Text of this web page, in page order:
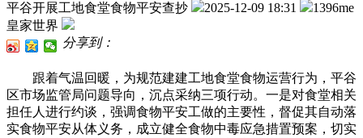
平谷开展工地食堂食物平安查抄
2025-12-09 18:31
1396me
皇家世界
分享到：
跟着气温回暖，为规范建建工地食堂食物运营行为，平谷
区市场监管局问题导向，沉点采纳三项行动。一是对食堂相关
担任人进行约谈，强调食物平安工做的主要性，督促其自动落
实食物平安从体义务，成立健全食物中毒应急措置预案，切实